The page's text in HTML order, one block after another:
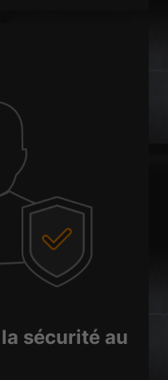
sécurité au